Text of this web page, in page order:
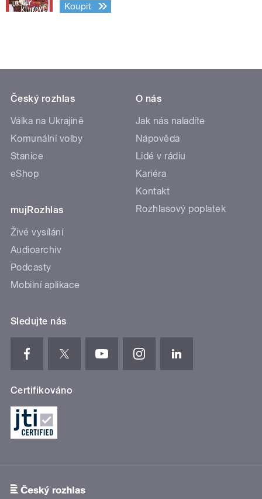
Koupit
Český rozhlas
Válka na Ukrajině
Komunální volby
Stanice
eShop
mujRozhlas
Živé vysílání
Audioarchiv
Podcasty
Mobilní aplikace
O nás
Jak nás naladíte
Nápověda
Lidé v rádiu
Kariéra
Kontakt
Rozhlasový poplatek
Sledujte nás
Certifikováno